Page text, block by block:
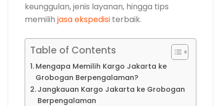
keunggulan, jenis layanan, hingga tips
memilih jasa ekspedisi terbaik.
Table of Contents
Mengapa Memilih Kargo Jakarta ke
Grobogan Berpengalaman?
Jangkauan Kargo Jakarta ke Grobogan
Berpengalaman